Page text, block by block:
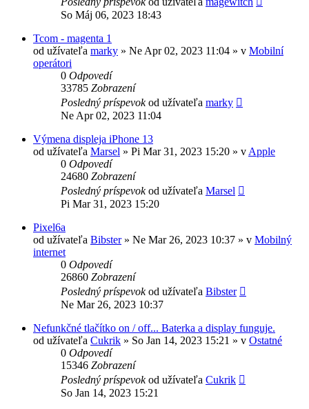
So Máj 06, 2023 18:43
Tcom - magenta 1
od užívateľa marky » Ne Apr 02, 2023 11:04 » v Mobilní
operátori
0 Odpovedí
33785 Zobrazení
Posledný príspevokod užívateľa marky
Ne Apr 02, 2023 11:04
Výmena displeja iPhone 13
od užívateľa Marsel » Pi Mar 31, 2023 15:20 » v Apple
0 Odpovedí
24680 Zobrazení
Posledný príspevokod užívateľa Marsel
Pi Mar 31, 2023 15:20
Pixel6a
od užívateľa Bibster» Ne Mar 26, 2023 10:37 » v Mobilný
internet
0 Odpovedí
26860 Zobrazení
Posledný príspevokod užívateľa Bibster
Ne Mar 26, 2023 10:37
Nefunkčné tlačítko on / off... Baterka a display funguje.
od užívateľa Cukrik » So Jan 14, 2023 15:21 » v Ostatné
0 Odpovedí
15346 Zobrazení
Posledný príspevokod užívateľa Cukrik
So Jan 14, 2023 15:21